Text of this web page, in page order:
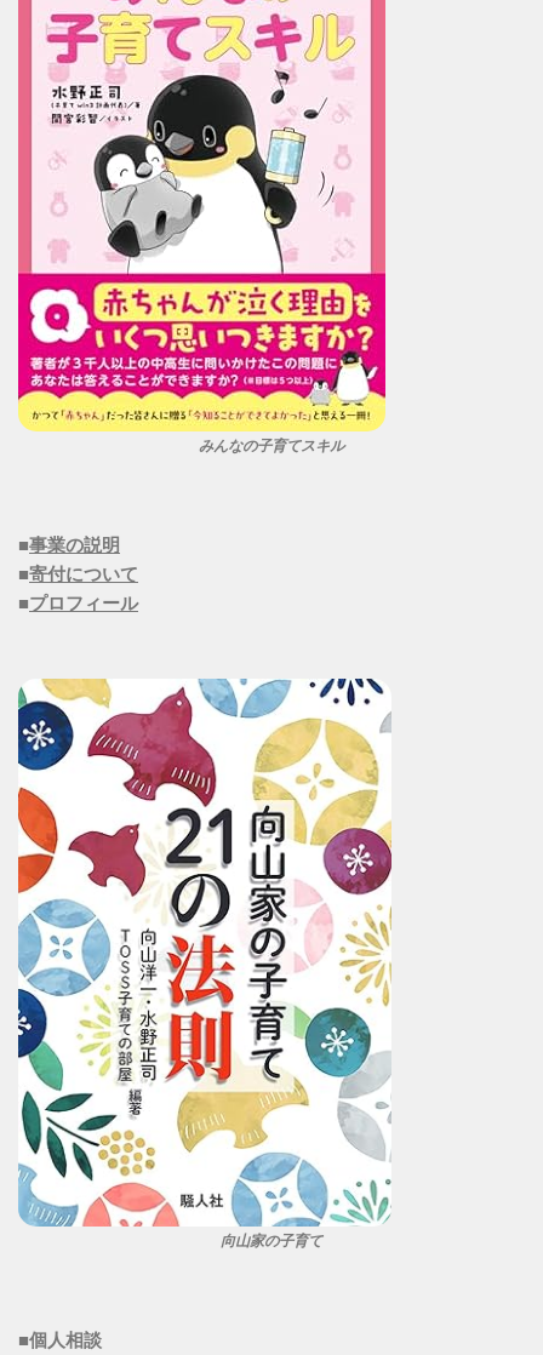
みんなの子育てスキル
■事業の説明
■寄付について
■プロフィール
向山家の子育て
■個人相談